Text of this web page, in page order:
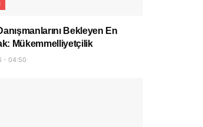
Bekleyen En
Mükemmelliyetçilik
- 04:50